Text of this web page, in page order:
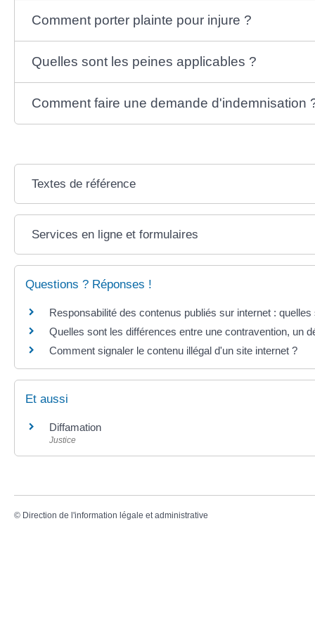
Comment porter plainte pour injure ?
Quelles sont les peines applicables ?
Comment faire une demande d'indemnisation
Textes de référence
Services en ligne et formulaires
Questions ? Réponses !
Responsabilité des contenus publiés sur internet :
Quelles sont les différences entre une contravention, un
Comment signaler le contenu illégal d'un site internet ?
Et aussi
Diffamation
Justice
© Direction de l'information légale et administrative